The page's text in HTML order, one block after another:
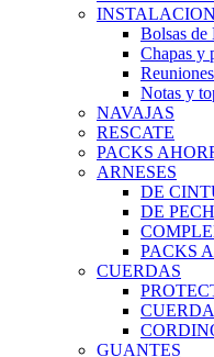
Bolsas de
Chapas y
Notas y
NAVAJAS
RESCATE
PACKS
ARNESES
DE
DE
PACKS
CUERDAS
GUANTES